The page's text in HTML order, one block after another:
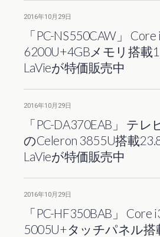
2016年10月29日
「PC-NS550CAW」 Core
6200U+4GBメモリ搭載
LaVieが特価販売中
2016年10月29日
「PC-DA370EAB」 テレ
のCeleron 3855U搭載
LaVieが特価販売中
2016年10月29日
「PC-HF350BAB」 Core
5005U+タッチパネル搭